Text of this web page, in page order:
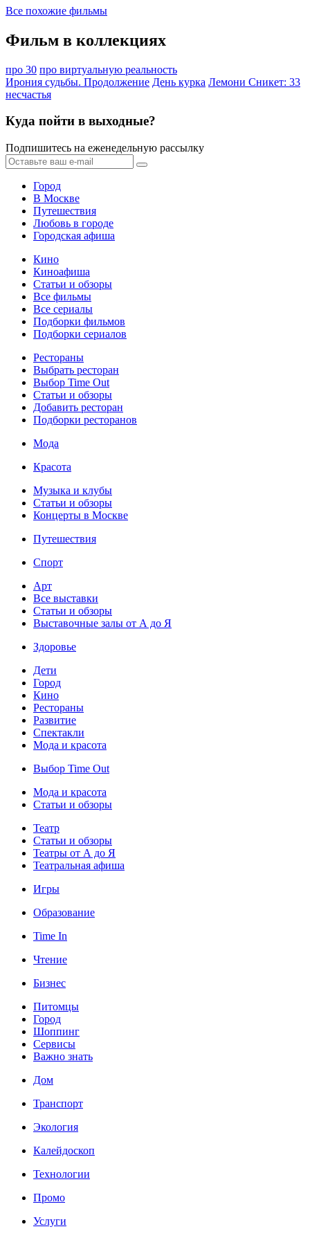
Все похожие фильмы
Фильм в коллекциях
про 30 про виртуальную реальность
Ирония судьбы. Продолжение День курка Лемони Сникет: 33
несчастья
Куда пойти в выходные?
Подпишитесь на еженедельную рассылку
Город
В Москве
Путешествия
Любовь в городе
Городская афиша
Кино
Киноафиша
Статьи и обзоры
Все фильмы
Все сериалы
Подборки фильмов
Подборки сериалов
Рестораны
Выбрать ресторан
Выбор Time Out
Статьи и обзоры
Добавить ресторан
Подборки ресторанов
Мода
Красота
Музыка и клубы
Статьи и обзоры
Концерты в Москве
Путешествия
Спорт
Арт
Все выставки
Статьи и обзоры
Выставочные залы от А до Я
Здоровье
Дети
Город
Кино
Рестораны
Развитие
Спектакли
Мода и красота
Выбор Time Out
Мода и красота
Статьи и обзоры
Театр
Статьи и обзоры
Театры от А до Я
Театральная афиша
Игры
Образование
Time In
Чтение
Бизнес
Питомцы
Город
Шоппинг
Сервисы
Важно знать
Дом
Транспорт
Экология
Калейдоскоп
Технологии
Промо
Услуги